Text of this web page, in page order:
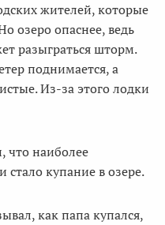
жителей, которые
озеро опаснее, ведь
разыграться шторм.
поднимается, а
Из-за этого лодки
что наиболее
стало купание в озере.
как папа купался,